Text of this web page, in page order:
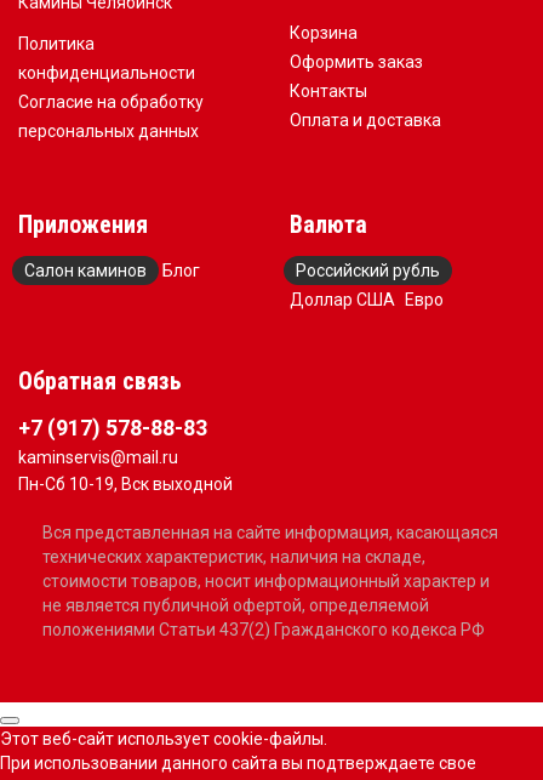
Политика
конфиденциальности
Согласие на обработку
персональных данных
Корзина
Оформить заказ
Контакты
Оплата и доставка
Приложения
Салон каминов Блог
Валюта
Российский рубль
Доллар США
Евро
Обратная связь
+7 (917) 578-88-83
kaminservis@mail.ru
Пн-Сб 10-19, Вск выходной
Вся представленная на сайте информация, касающаяся
технических характеристик, наличия на складе,
стоимости товаров, носит информационный характер и
не является публичной офертой, определяемой
положениями Статьи 437(2) Гражданского кодекса РФ
Этот веб-сайт использует cookie-файлы.
При использовании данного сайта вы подтверждаете свое